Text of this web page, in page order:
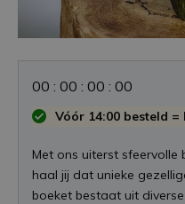
00 : 00 : 00 : 00
Vóór 14:00 besteld
Met ons uiterst
haal jij dat unieke
boeket bestaat uit